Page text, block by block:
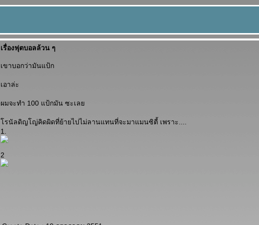
เรื่องฟุตบอลล้วน ๆ
เขาบอกว่ามันแป้ก
เอาล่ะ
ผมจะทำ 100 แป้กมัน ซะเล
รนัลดิญโญ่คิดผิดที่ย้ายไปไม่ลานแทนที่จะมาแมนซิตี้ เพราะ....
1.
2